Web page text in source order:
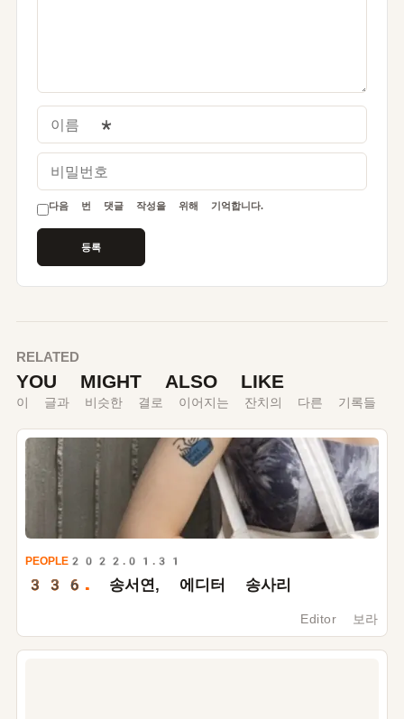
이름
비밀번호
다음 번 댓글 작성을 위해 기억합니다.
RELATED
YOU MIGHT ALSO LIKE
이 글과 비슷한 결로 이어지는 잔치의 다른 기록들
PEOPLE 2022.01.31
336. 송서연, 에디터 송사리
Editor 보라